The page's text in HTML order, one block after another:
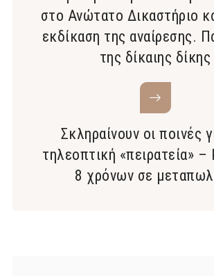
στο Ανώτατο Δικαστήριο
εκδίκαση της αναίρεσης.
της δίκαιης δίκης
Σκληραίνουν οι ποινές
τηλεοπτική «πειρατεία» –
8 χρόνων σε